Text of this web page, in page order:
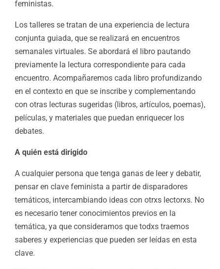
feministas.
Los talleres se tratan de una experiencia de lectura
conjunta guiada, que se realizará en encuentros
semanales virtuales. Se abordará el libro pautando
previamente la lectura correspondiente para cada
encuentro. Acompañaremos cada libro profundizando
en el contexto en que se inscribe y complementando
con otras lecturas sugeridas (libros, artículos, poemas),
películas, y materiales que puedan enriquecer los
debates.
A quién está dirigido
A cualquier persona que tenga ganas de leer y debatir,
pensar en clave feminista a partir de disparadores
temáticos, intercambiando ideas con otrxs lectorxs. No
es necesario tener conocimientos previos en la
temática, ya que consideramos que todxs traemos
saberes y experiencias que pueden ser leídas en esta
clave.